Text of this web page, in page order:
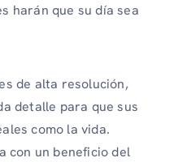
harán que su día sea
de alta resolución,
detalle para que sus
como la vida.
con un beneficio del